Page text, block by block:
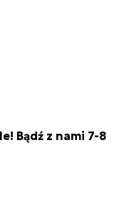
Bądź z nami 7-8